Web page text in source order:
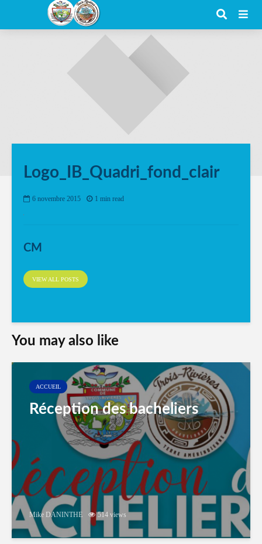
Logo_IB_Quadri_fond_clair
6 novembre 2015 1 min read
CM
VIEW ALL POSTS
You may also like
ACCUEIL
Réception des bacheliers
Mike DANINTHE 514 views